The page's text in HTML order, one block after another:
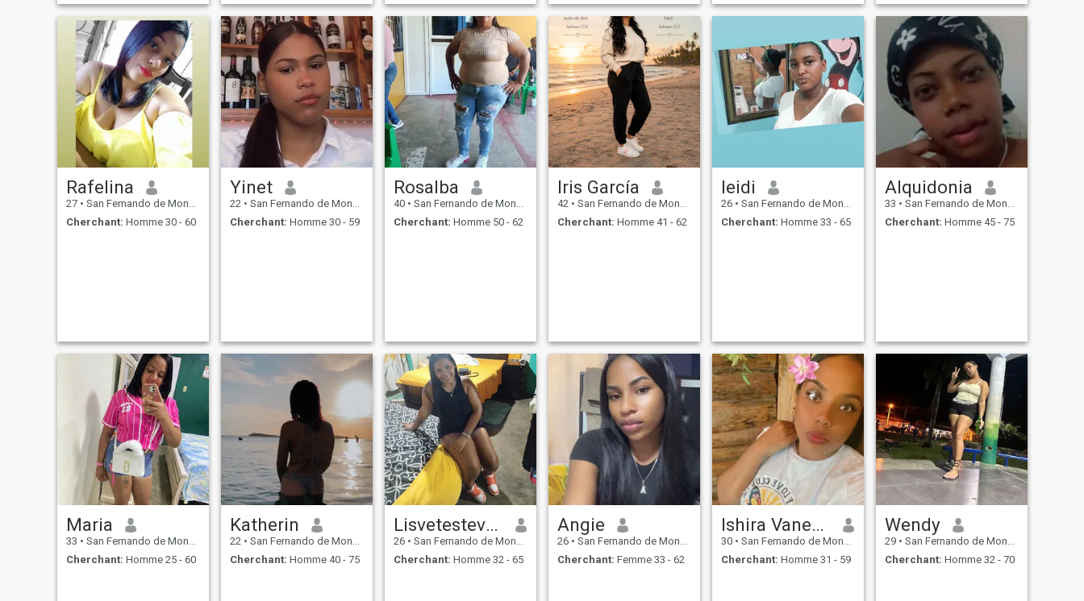
Rafelina
27 • San Fernando de Monte Cristi, Monte Cristi, Rep.Dominicaine
Cherchant: Homme 30 - 60
Yinet
22 • San Fernando de Monte Cristi, Monte Cristi, Rep.Dominicaine
Cherchant: Homme 30 - 59
Rosalba
40 • San Fernando de Monte Cristi, Monte Cristi, Rep.Dominicaine
Cherchant: Homme 50 - 62
Iris García
42 • San Fernando de Monte Cristi, Monte Cristi, Rep.Dominicaine
Cherchant: Homme 41 - 62
leidi
26 • San Fernando de Monte Cristi, Monte Cristi, Rep.Dominicaine
Cherchant: Homme 33 - 65
Alquidonia
33 • San Fernando de Monte Cristi, Monte Cristi, Rep.Dominicaine
Cherchant: Homme 45 - 75
Maria
33 • San Fernando de Monte Cristi, Monte Cristi, Rep.Dominicaine
Cherchant: Homme 25 - 60
Katherin
22 • San Fernando de Monte Cristi, Monte Cristi, Rep.Dominicaine
Cherchant: Homme 40 - 75
Lisvetestevez
26 • San Fernando de Monte Cristi, Monte Cristi, Rep.Dominicaine
Cherchant: Homme 32 - 65
Angie
26 • San Fernando de Monte Cristi, Monte Cristi, Rep.Dominicaine
Cherchant: Femme 33 - 62
Ishira Vanessa
30 • San Fernando de Monte Cristi, Monte Cristi, Rep.Dominicaine
Cherchant: Homme 31 - 59
Wendy
29 • San Fernando de Monte Cristi, Monte Cristi, Rep.Dominicaine
Cherchant: Homme 32 - 70